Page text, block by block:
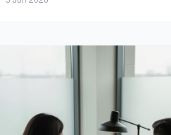
accessibles.